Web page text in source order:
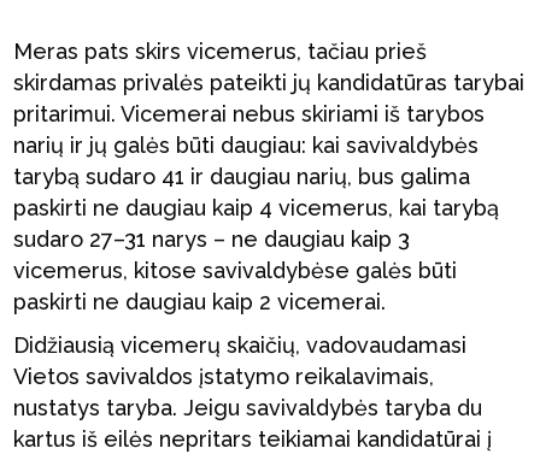
Meras pats skirs vicemerus, tačiau prieš
skirdamas privalės pateikti jų kandidatūras tarybai
pritarimui. Vicemerai nebus skiriami iš tarybos
narių ir jų galės būti daugiau: kai savivaldybės
tarybą sudaro 41 ir daugiau narių, bus galima
paskirti ne daugiau kaip 4 vicemerus, kai tarybą
sudaro 27–31 narys – ne daugiau kaip 3
vicemerus, kitose savivaldybėse galės būti
paskirti ne daugiau kaip 2 vicemerai.
Didžiausią vicemerų skaičių, vadovaudamasi
Vietos savivaldos įstatymo reikalavimais,
nustatys taryba. Jeigu savivaldybės taryba du
kartus iš eilės nepritars teikiamai kandidatūrai į